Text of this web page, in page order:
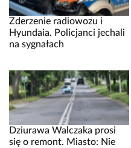
Zderzenie radiowozu i
Hyundaia. Policjanci jechali
na sygnałach
Dziurawa Walczaka prosi
się o remont. Miasto: Nie